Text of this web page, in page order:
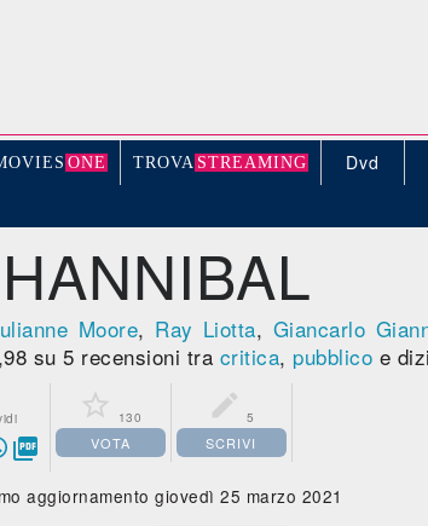
S ONE TROVA STREAMING Dvd
HANNIBAL
Moore, Ray Liotta, Giancarlo
su 5 recensioni tra critica, pubblico e

 130
VOTA
 5
SCRIVI
aggiornamento giovedì 25 marzo 2021